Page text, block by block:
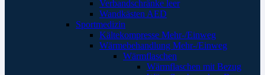
Verbandschränke leer
Wandkästen AED
Sportmedizin
Kältekompresse Mehr-/Einweg
Wärmebehandlung Mehr-/Einweg
Wärmflaschen
Wärmflaschen mit Bezug